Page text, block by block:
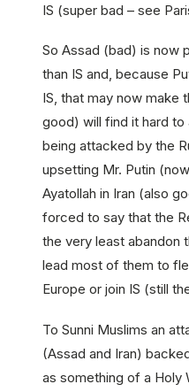
IS (super bad – see
So Assad (bad) is now
than IS and, because
IS, that may now make
good) will find it hard
being attacked by the
upsetting Mr. Putin
Ayatollah in Iran (also
forced to say that the
the very least abandon
lead most of them to
Europe or join IS (still
To Sunni Muslims an
(Assad and Iran)
as something of a Holy